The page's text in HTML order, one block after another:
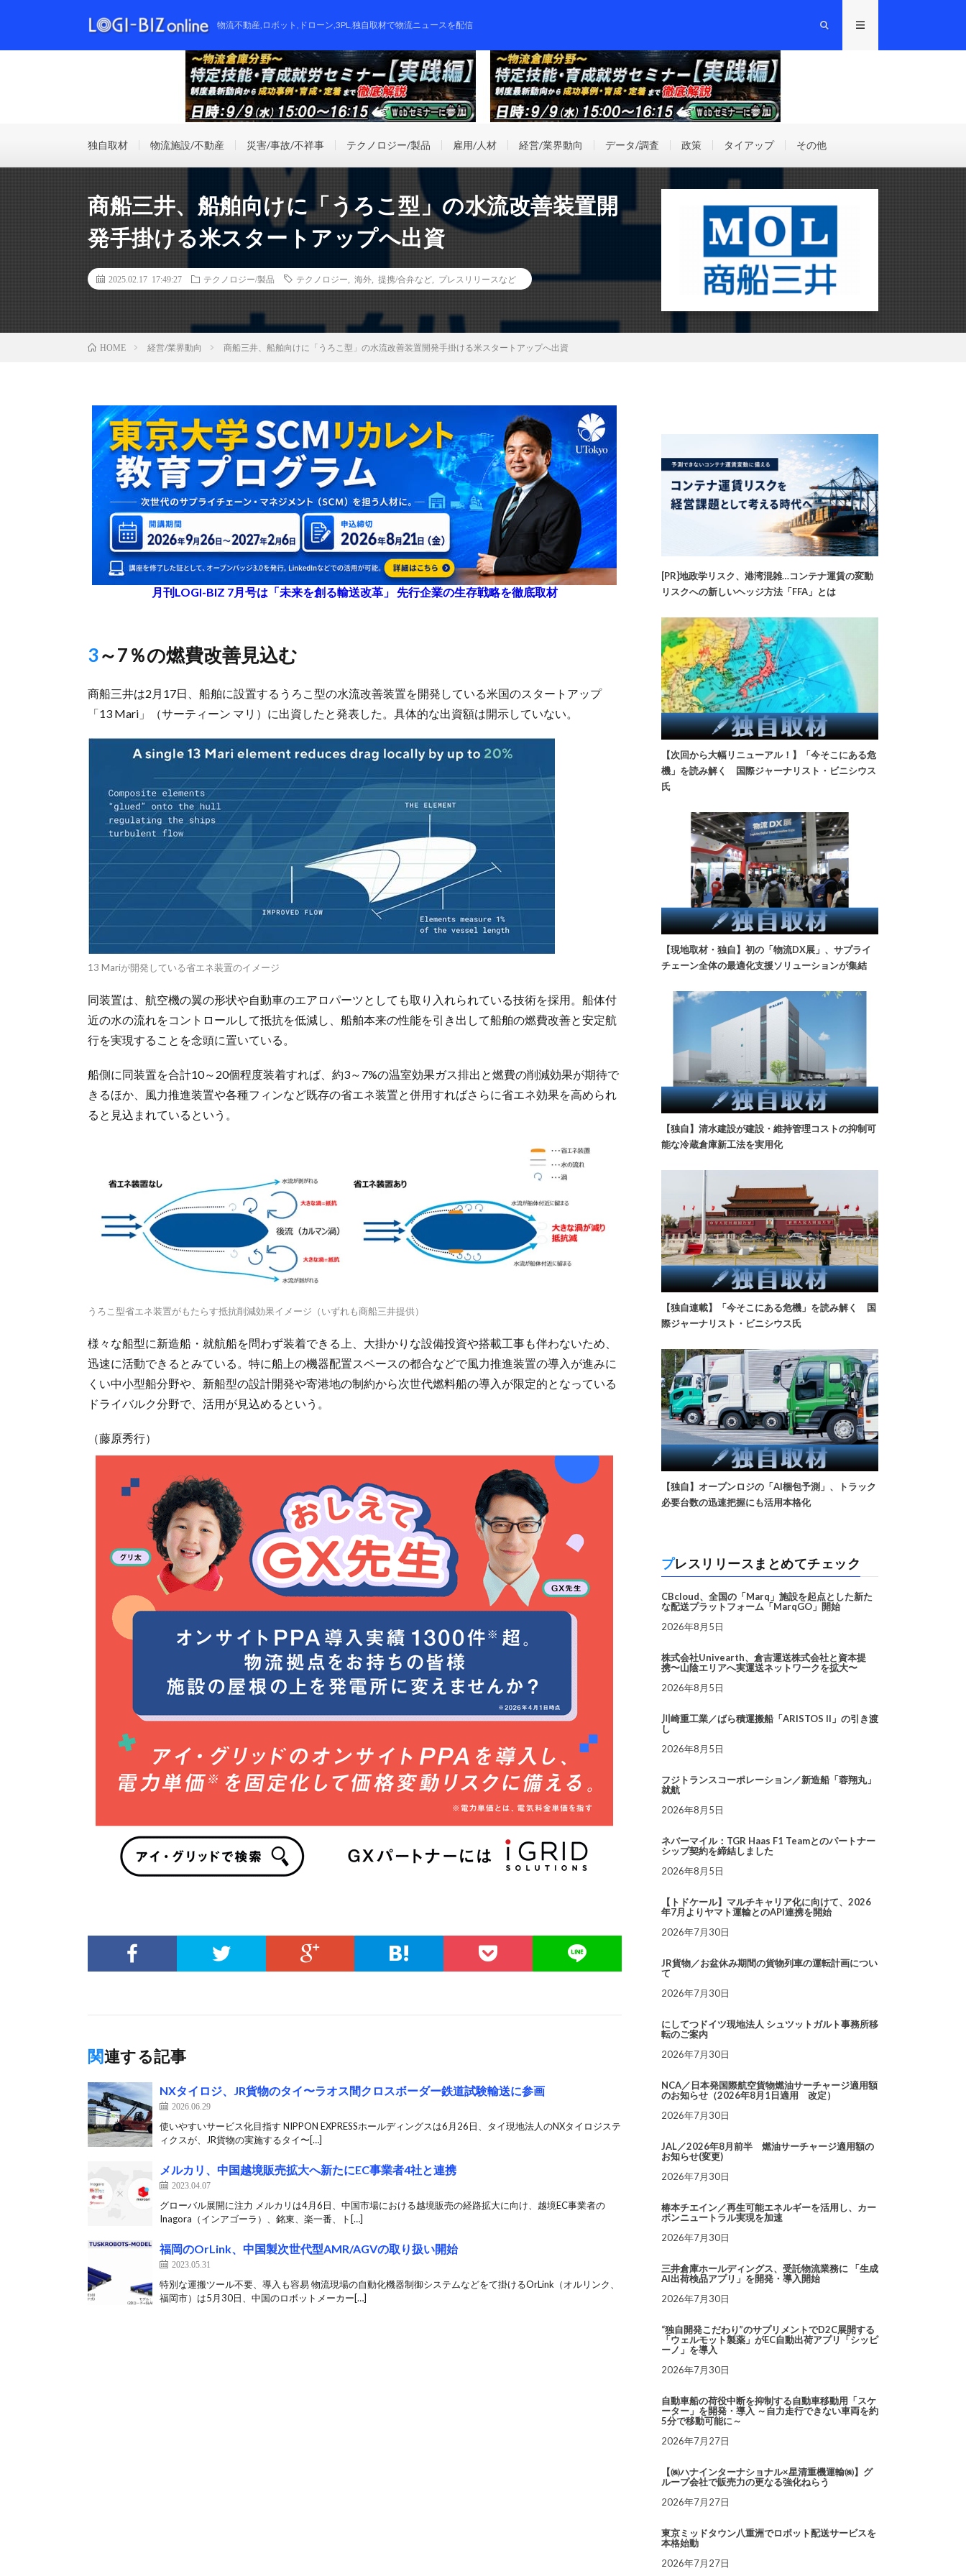
物流不動産,ロボット,ドローン,3PL,独自取材で物流ニュースを配信
独自取材 物流施設/不動産 災害/事故/不祥事 テクノロジー/製品 雇用/人材 経営/業界動向 データ/調査 政策 タイアップ その他
商船三井、船舶向けに「うろこ型」の水流改善装置開
発手掛ける米スタートアップへ出資
2025.02.17 17:49:27 テクノロジー/製品 テクノロジー 海外 提携/合弁など プレスリリースなど
HOME 経営/業界動向 商船三井、船舶向けに「うろこ型」の水流改善装置開発手掛ける米スタートアップへ出資
月刊LOGI-BIZ 7月号は「未来を創る輸送改革」 先行企業の生存戦略を徹底取材
3～7％の燃費改善見込む
商船三井は2月17日、船舶に設置するうろこ型の水流改善装置を開発している米国のスタートアップ
「13 Mari」（サーティーン マリ）に出資したと発表した。具体的な出資額は開示していない。
13 Mariが開発している省エネ装置のイメージ
同装置は、航空機の翼の形状や自動車のエアロパーツとしても取り入れられている技術を採用。船体付
近の水の流れをコントロールして抵抗を低減し、船舶本来の性能を引き出して船舶の燃費改善と安定航
行を実現することを念頭に置いている。
船側に同装置を合計10～20個程度装着すれば、約3～7%の温室効果ガス排出と燃費の削減効果が期待で
きるほか、風力推進装置や各種フィンなど既存の省エネ装置と併用すればさらに省エネ効果を高められ
ると見込まれているという。
うろこ型省エネ装置がもたらす抵抗削減効果イメージ（いずれも商船三井提供）
様々な船型に新造船・就航船を問わず装着できる上、大掛かりな設備投資や搭載工事も伴わないため、
迅速に活動できるとみている。特に船上の機器配置スペースの都合などで風力推進装置の導入が進みに
くい中小型船分野や、新船型の設計開発や寄港地の制約から次世代燃料船の導入が限定的となっている
ドライバルク分野で、活用が見込めるという。
（藤原秀行）
関連する記事
NXタイロジ、JR貨物のタイ〜ラオス間クロスボーダー鉄道試験輸送に参画
2026.06.29
使いやすいサービス化目指す NIPPON EXPRESSホールディングスは6月26日、タイ現地法人のNXタイロジステ
ィクスが、JR貨物の実施するタイ〜[…]
メルカリ、中国越境販売拡大へ新たにEC事業者4社と連携
2023.04.07
グローバル展開に注力 ​メルカリは4月6日、中国市場における越境販売の経路拡大に向け、越境EC事業者の
Inagora（インアゴーラ）、銘東、楽一番、ト[…]
福岡のOrLink、中国製次世代型AMR/AGVの取り扱い開始
2023.05.31
特別な運搬ツール不要、導入も容易 物流現場の自動化機器制御システムなどをて掛けるOrLink（オルリンク、
福岡市）は5月30日、中国のロボットメーカー[…]
[PR]地政学リスク、港湾混雑…コンテナ運賃の変動
リスクへの新しいヘッジ方法「FFA」とは
【次回から大幅リニューアル！】「今そこにある危
機」を読み解く 国際ジャーナリスト・ビニシウス
氏
【現地取材・独自】初の「物流DX展」、サプライ
チェーン全体の最適化支援ソリューションが集結
【独自】清水建設が建設・維持管理コストの抑制可
能な冷蔵倉庫新工法を実用化
【独自連載】「今そこにある危機」を読み解く 国
際ジャーナリスト・ビニシウス氏
【独自】オープンロジの「AI梱包予測」、トラック
必要台数の迅速把握にも活用本格化
プレスリリースまとめてチェック
CBcloud、全国の「Marq」施設を起点とした新た
な配送プラットフォーム「MarqGO」開始
2026年8月5日
株式会社Univearth、倉吉運送株式会社と資本提
携〜山陰エリアへ実運送ネットワークを拡大〜
2026年8月5日
川崎重工業／ばら積運搬船「ARISTOS II」の引き渡
し
2026年8月5日
フジトランスコーポレーション／新造船「蓉翔丸」
就航
2026年8月5日
ネバーマイル：TGR Haas F1 Teamとのパートナー
シップ契約を締結しました
2026年8月5日
【トドケール】マルチキャリア化に向けて、2026
年7月よりヤマト運輸とのAPI連携を開始
2026年7月30日
JR貨物／お盆休み期間の貨物列車の運転計画につい
て
2026年7月30日
にしてつドイツ現地法人 シュツットガルト事務所移
転のご案内
2026年7月30日
NCA／日本発国際航空貨物燃油サーチャージ適用額
のお知らせ（2026年8月1日適用 改定）
2026年7月30日
JAL／2026年8月前半 燃油サーチャージ適用額の
お知らせ(変更)
2026年7月30日
椿本チエイン／再生可能エネルギーを活用し、カー
ボンニュートラル実現を加速
2026年7月30日
三井倉庫ホールディングス、受託物流業務に 「生成
AI出荷検品アプリ」を開発・導入開始
2026年7月30日
“独自開発こだわり”のサプリメントでD2C展開する
「ウェルモット製薬」がEC自動出荷アプリ「シッピ
ーノ」を導入
2026年7月30日
自動車船の荷役中断を抑制する自動車移動用「スケ
ーター」を開発・導入 ～自力走行できない車両を約
5分で移動可能に～
2026年7月27日
【㈱ハナインターナショナル×星清重機運輸㈱】グ
ループ会社で販売力の更なる強化ねらう
2026年7月27日
東京ミッドタウン八重洲でロボット配送サービスを
本格始動
2026年7月27日